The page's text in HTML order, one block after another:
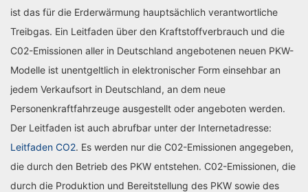
ist das für die Erderwärmung hauptsächlich verantwortliche
Treibgas. Ein Leitfaden über den Kraftstoffverbrauch und die
C02-Emissionen aller in Deutschland angebotenen neuen PKW-
Modelle ist unentgeltlich in elektronischer Form einsehbar an
jedem Verkaufsort in Deutschland, an dem neue
Personenkraftfahrzeuge ausgestellt oder angeboten werden.
Der Leitfaden ist auch abrufbar unter der Internetadresse:
Leitfaden CO2. Es werden nur die C02-Emissionen angegeben,
die durch den Betrieb des PKW entstehen. C02-Emissionen, die
durch die Produktion und Bereitstellung des PKW sowie des